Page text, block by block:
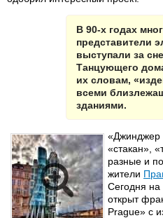
В 90-х годах
представители
выступали за
Танцующего
их словам,
всеми
зданиями.
«Джинджер
«стакан»,
разные и
жители
Сегодня
открыт
Prague» с